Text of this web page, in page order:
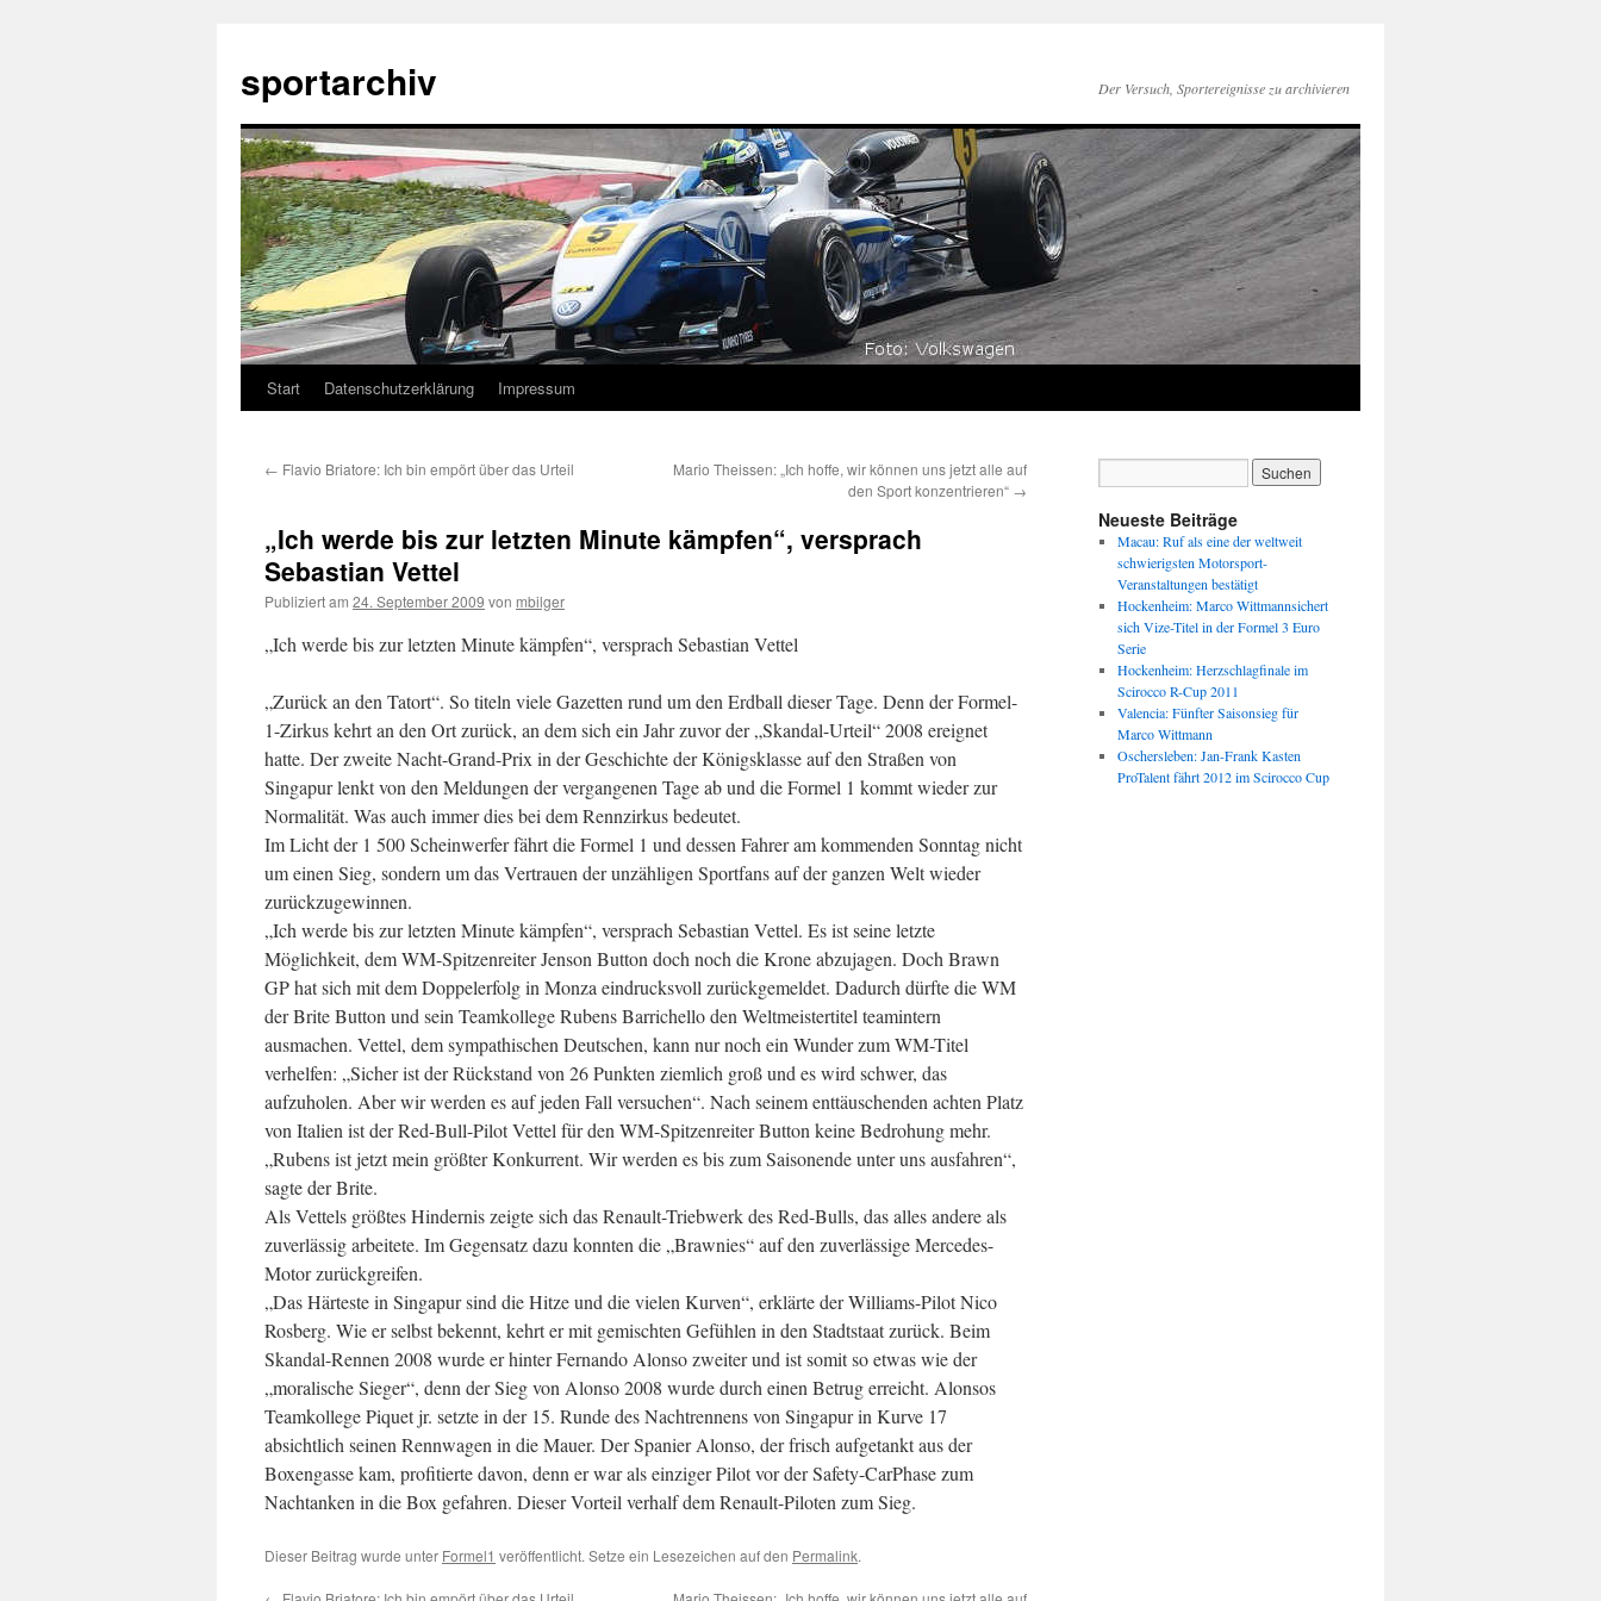
sportarchiv Der Versuch, Sportereignisse zu archivieren
Zum
springen
Start Datenschutzerklärung Impressum
← Flavio Briatore: Ich bin empört über das Urteil
Mario Theissen: „Ich hoffe, wir können uns jetzt alle auf
den Sport konzentrieren“ →
„Ich werde bis zur letzten Minute kämpfen“, versprach
Sebastian Vettel
Publiziert am 24. September 2009 von mbilger
„Ich werde bis zur letzten Minute kämpfen“, versprach Sebastian Vettel
„Zurück an den Tatort“. So titeln viele Gazetten rund um den Erdball dieser Tage. Denn der Formel-
1-Zirkus kehrt an den Ort zurück, an dem sich ein Jahr zuvor der „Skandal-Urteil“ 2008 ereignet
hatte. Der zweite Nacht-Grand-Prix in der Geschichte der Königsklasse auf den Straßen von
Singapur lenkt von den Meldungen der vergangenen Tage ab und die Formel 1 kommt wieder zur
Normalität. Was auch immer dies bei dem Rennzirkus bedeutet.
Im Licht der 1 500 Scheinwerfer fährt die Formel 1 und dessen Fahrer am kommenden Sonntag nicht
um einen Sieg, sondern um das Vertrauen der unzähligen Sportfans auf der ganzen Welt wieder
zurückzugewinnen.
„Ich werde bis zur letzten Minute kämpfen“, versprach Sebastian Vettel. Es ist seine letzte
Möglichkeit, dem WM-Spitzenreiter Jenson Button doch noch die Krone abzujagen. Doch Brawn
GP hat sich mit dem Doppelerfolg in Monza eindrucksvoll zurückgemeldet. Dadurch dürfte die WM
der Brite Button und sein Teamkollege Rubens Barrichello den Weltmeistertitel teamintern
ausmachen. Vettel, dem sympathischen Deutschen, kann nur noch ein Wunder zum WM-Titel
verhelfen: „Sicher ist der Rückstand von 26 Punkten ziemlich groß und es wird schwer, das
aufzuholen. Aber wir werden es auf jeden Fall versuchen“. Nach seinem enttäuschenden achten Platz
von Italien ist der Red-Bull-Pilot Vettel für den WM-Spitzenreiter Button keine Bedrohung mehr.
„Rubens ist jetzt mein größter Konkurrent. Wir werden es bis zum Saisonende unter uns ausfahren“,
sagte der Brite.
Als Vettels größtes Hindernis zeigte sich das Renault-Triebwerk des Red-Bulls, das alles andere als
zuverlässig arbeitete. Im Gegensatz dazu konnten die „Brawnies“ auf den zuverlässige Mercedes-
Motor zurückgreifen.
„Das Härteste in Singapur sind die Hitze und die vielen Kurven“, erklärte der Williams-Pilot Nico
Rosberg. Wie er selbst bekennt, kehrt er mit gemischten Gefühlen in den Stadtstaat zurück. Beim
Skandal-Rennen 2008 wurde er hinter Fernando Alonso zweiter und ist somit so etwas wie der
„moralische Sieger“, denn der Sieg von Alonso 2008 wurde durch einen Betrug erreicht. Alonsos
Teamkollege Piquet jr. setzte in der 15. Runde des Nachtrennens von Singapur in Kurve 17
absichtlich seinen Rennwagen in die Mauer. Der Spanier Alonso, der frisch aufgetankt aus der
Boxengasse kam, profitierte davon, denn er war als einziger Pilot vor der Safety-CarPhase zum
Nachtanken in die Box gefahren. Dieser Vorteil verhalf dem Renault-Piloten zum Sieg.
Dieser Beitrag wurde unter Formel1 veröffentlicht. Setze ein Lesezeichen auf den Permalink.
Neueste Beiträge
Macau: Ruf als eine der weltweit
schwierigsten Motorsport-
Veranstaltungen bestätigt
Hockenheim: Marco Wittmannsichert
sich Vize-Titel in der Formel 3 Euro
Serie
Hockenheim: Herzschlagfinale im
Scirocco R-Cup 2011
Valencia: Fünfter Saisonsieg für
Marco Wittmann
Oschersleben: Jan-Frank Kasten
ProTalent fährt 2012 im Scirocco Cup